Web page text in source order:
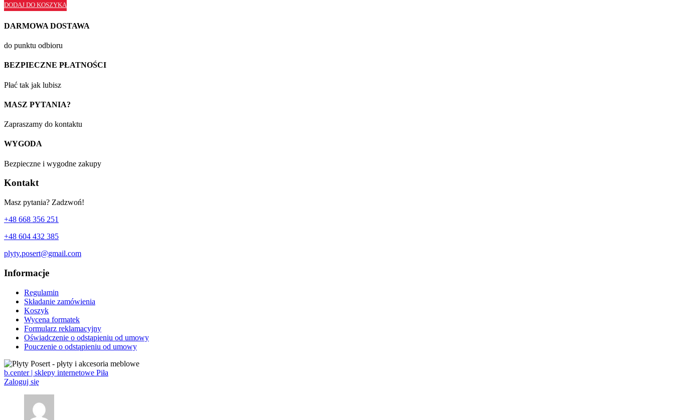
DODAJ DO KOSZYKA
DARMOWA DOSTAWA
do punktu odbioru
BEZPIECZNE PŁATNOŚCI
Płać tak jak lubisz
MASZ PYTANIA?
Zapraszamy do kontaktu
WYGODA
Bezpieczne i wygodne zakupy
Kontakt
Masz pytania? Zadzwoń!
+48 668 356 251
+48 604 432 385
plyty.posert@gmail.com
Informacje
Regulamin
Składanie zamówienia
Koszyk
Wycena formatek
Formularz reklamacyjny
Oświadczenie o odstąpieniu od umowy
Pouczenie o odstąpieniu od umowy
b.center | sklepy internetowe Piła
Zaloguj się